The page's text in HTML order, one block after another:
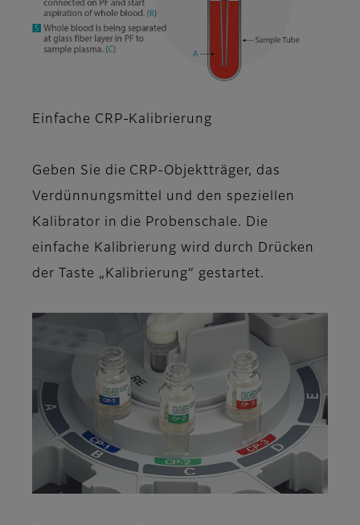
Einfache CRP-Kalibrierung
Geben Sie die CRP-Objektträger, das
Verdünnungsmittel und den speziellen
Kalibrator in die Probenschale. Die
einfache Kalibrierung wird durch Drücken
der Taste „Kalibrierung“ gestartet.